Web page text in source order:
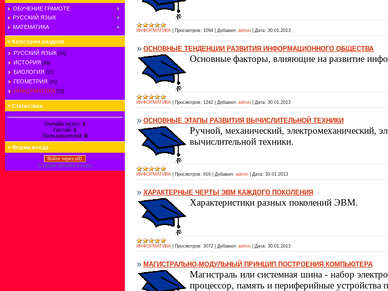
ОБУЧЕНИЕ ГРАМОТЕ
РУССКИЙ ЯЗЫК
МАТЕМАТИКА
» Категории раздела
РУССКИЙ ЯЗЫК [53]
ИСТОРИЯ [49]
БИОЛОГИЯ [57]
ГЕОМЕТРИЯ [21]
ИНФОРМАТИКА [52]
» Статистика
Онлайн всего: 1
Гостей: 1
Пользователей: 0
» Форма входа
Войти через uID
Старая форма входа
ИНФОРМАТИКА Просмотров: 1094 Добавил: admin Дата: 30.01.2013
ОСНОВНЫЕ ТЕНДЕНЦИИ РАЗВИТИЯ ИНФОРМАЦИОННОГО ОБЩЕСТВА
Основные факторы, влияющие на развитие
ИНФОРМАТИКА Просмотров: 1242 Добавил: admin Дата: 30.01.2013
ОСНОВНЫЕ ЭТАПЫ РАЗВИТИЯ ВЫЧИСЛИТЕЛЬНОЙ ТЕХНИКИ
Ручной, механический, электромеханический,
вычислительной техники.
ИНФОРМАТИКА Просмотров: 916 Добавил: admin Дата: 30.01.2013
ХАРАКТЕРНЫЕ ЧЕРТЫ ЭВМ КАЖДОГО ПОКОЛЕНИЯ
Характеристики разных поколений ЭВМ.
ИНФОРМАТИКА Просмотров: 3072 Добавил: admin Дата: 30.01.2013
МАГИСТРАЛЬНО-МОДУЛЬНЫЙ ПРИНЦИП ПОСТРОЕНИЯ КОМПЬЮТЕРА
Магистраль или системная шина - набор
процессор, память и периферийные устройства